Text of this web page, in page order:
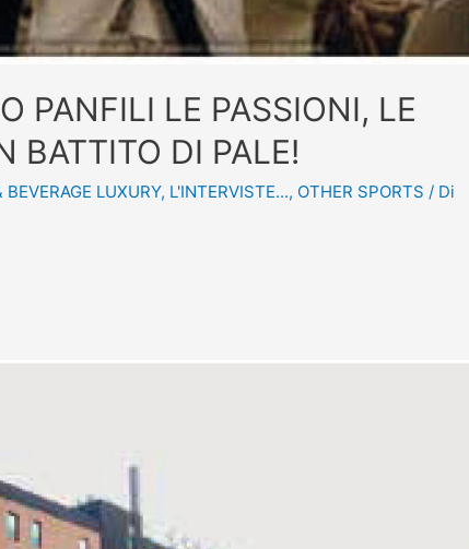
PANFILI LE PASSIONI, LE
BATTITO DI PALE!
BEVERAGE LUXURY, L'INTERVISTE..., OTHER SPORTS / Di